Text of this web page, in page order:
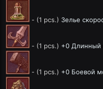
- (1 pcs.) Зелье
- (1 pcs.) +0 Длинный
- (1 pcs.) +0 Боевой